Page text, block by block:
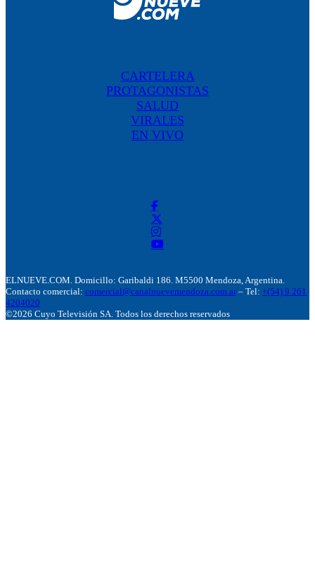
CARTELERA
PROTAGONISTAS
SALUD
VIRALES
EN VIVO
ELNUEVE.COM. Domicillo: Garibaldi 186. M5500 Mendoza, Argentina.
Contacto comercial: comercial@canalnuevemendoza.com.ar – Tel: +(54) 9 261
4204020
©2026 Cuyo Televisión SA. Todos los derechos reservados